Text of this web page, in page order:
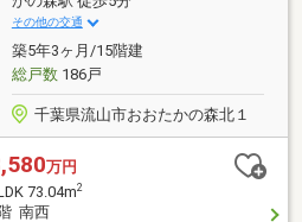
その他の交通
築5年3ヶ月/15階建
総戸数186戸
千葉県流山市おおたかの森北１
万円
73.04m2
南西